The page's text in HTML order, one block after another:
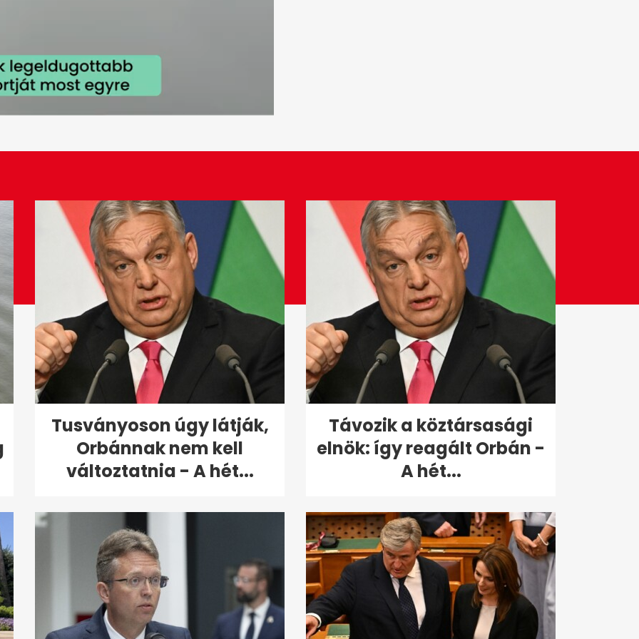
Tusványoson úgy látják,
Orbánnak nem kell
változtatnia - A hét...
Távozik a köztársasági
elnök: így reagált Orbán -
A hét...